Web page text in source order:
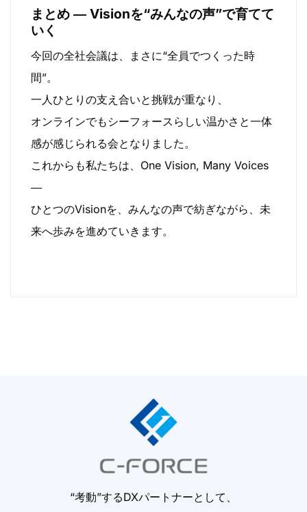
まとめ ― Visionを“みんなの声”で育てて
いく
今回の全社会議は、まさに“全員でつくった時
間”。
一人ひとりの支え合いと挑戦が重なり、
オンラインでもシーフォースらしい温かさと一体
感が感じられる会となりました。
これからも私たちは、One Vision, Many Voices
―
ひとつのVisionを、みんなの声で紡ぎながら、未
来へ歩みを進めていきます。
“考動”するDXパートナーとして、